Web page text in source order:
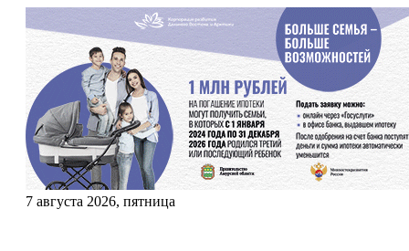
7 августа 2026, пятница